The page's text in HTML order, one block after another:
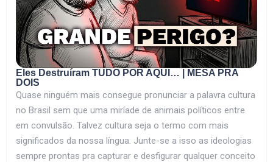
Eles Destruíram TUDO POR AQUI… | MESA PRA
DOIS
Quase ninguém mais consegue pronunciar a palavra cultura
no Brasil sem que uma miríade de animais políticos entre
em convulsão. Talvez cultura seja o termo com mais
significados da nossa língua. Junte-se a isso as ideologias
sempre prontas pra capturar e desfigurar qualquer conceito